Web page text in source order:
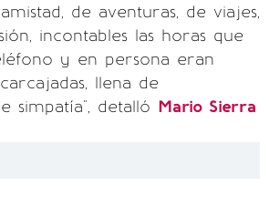
de aventuras, de viajes,
incontables las horas que
y en persona eran
llena de
simpatía", detalló Mario Sierra